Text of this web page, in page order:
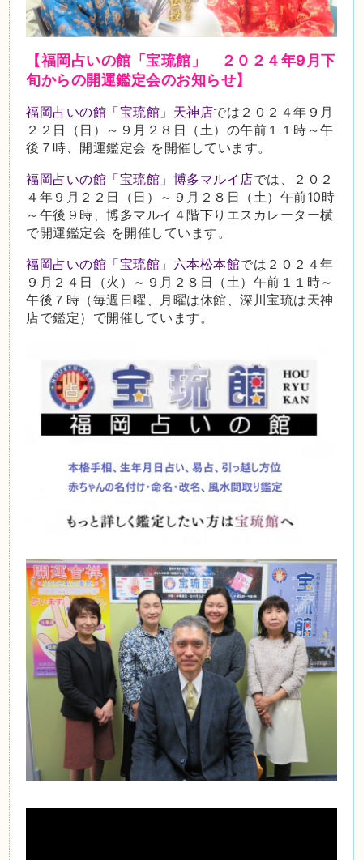
【福岡占いの館「宝琉館」 ２０２４年9月下
旬からの開運鑑定会のお知らせ】
福岡占いの館「宝琉館」天神店では２０２４年９月
２２日（日）～９月２８日（土）の午前１１時～午
後７時、開運鑑定会 を開催しています。
福岡占いの館「宝琉館」博多マルイ店では、２０２
４年９月２２日（日）～９月２８日（土）午前10時
～午後９時、博多マルイ４階下りエスカレーター横
で開運鑑定会 を開催しています。
福岡占いの館「宝琉館」六本松本館では２０２４年
９月２４日（火）～９月２８日（土）午前１１時～
午後７時（毎週日曜、月曜は休館、深川宝琉は天神
店で鑑定）で開催しています。